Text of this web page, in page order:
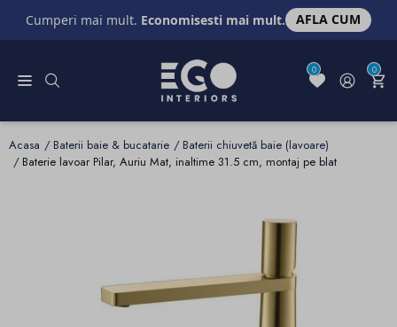
Cumperi mai mult. Economisesti mai mult. AFLA CUM
0 0
Acasa Baterii baie & bucatarie
Baterii chiuvetă baie (lavoare)
Baterie lavoar Pilar, Auriu Mat, inaltime 31.5 cm, montaj pe blat